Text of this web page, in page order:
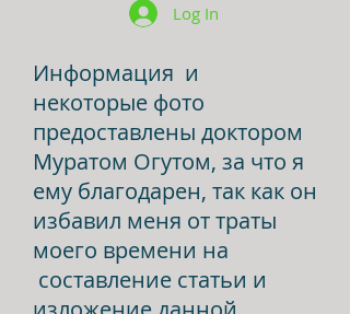
Log In
Информация и
некоторые фото
предоставлены доктором
Муратом Огутом, за что я
ему благодарен, так как он
избавил меня от траты
моего времени на
составление статьи и